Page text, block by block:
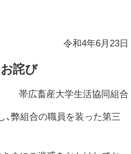
令和4年6月23日
詫び
帯広畜産大学生活協同組合
、弊組合の職員を装った第三